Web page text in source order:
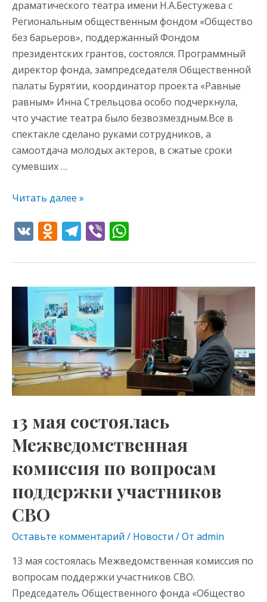
драматического театра имени Н.А.Бестужева с
Региональным общественным фондом «Общество
без барьеров», поддержанный Фондом
президентских грантов, состоялся. Программный
директор фонда, зампредседателя Общественной
палаты Бурятии, координатор проекта «Равные
равным» Инна Стрельцова особо подчеркнула,
что участие театра было безвозмездным.Все в
спектакле сделано руками сотрудников, а
самоотдача молодых актеров, в сжатые сроки
сумевших …
Читать далее »
V
K
O
d
n
o
kl
as
s
ni
ki
T
el
e
gr
a
m
Vi
b
er at
s
A
p
p
13 мая состоялась
Межведомственная
комиссия по вопросам
поддержки участников
СВО
Оставьте комментарий / Новости / От admin
13 мая состоялась Межведомственная комиссия по
вопросам поддержки участников СВО.
Председатель Общественного фонда «Общество
мая
состоялась
Межведомственная
комиссия
по
вопросам
участников
СВО